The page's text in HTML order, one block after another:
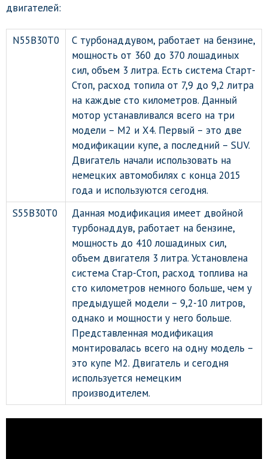
двигателей:
N55B30T0
С турбонаддувом, работает на бензине,
мощность от 360 до 370 лошадиных
сил, объем 3 литра. Есть система Старт-
Стоп, расход топила от 7,9 до 9,2 литра
на каждые сто километров. Данный
мотор устанавливался всего на три
модели – М2 и Х4. Первый – это две
модификации купе, а последний – SUV.
Двигатель начали использовать на
немецких автомобилях с конца 2015
года и используются сегодня.
S55B30T0
Данная модификация имеет двойной
турбонаддув, работает на бензине,
мощность до 410 лошадиных сил,
объем двигателя 3 литра. Установлена
система Стар-Стоп, расход топлива на
сто километров немного больше, чем у
предыдущей модели – 9,2-10 литров,
однако и мощности у него больше.
Представленная модификация
монтировалась всего на одну модель –
это купе М2. Двигатель и сегодня
используется немецким
производителем.